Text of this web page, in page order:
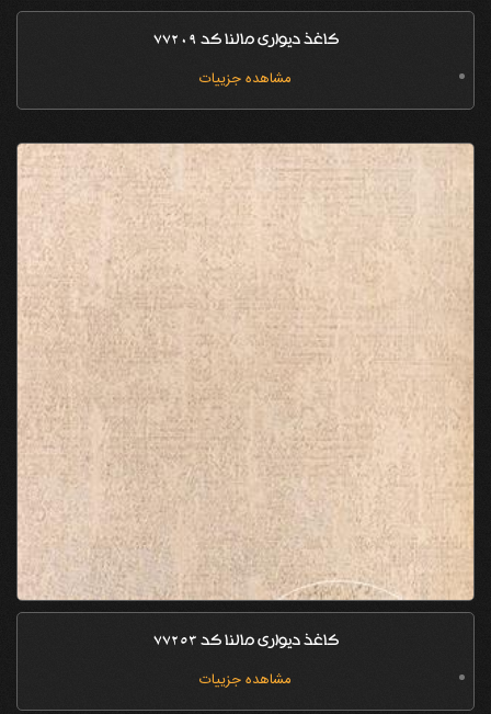
کاغذ دیواری مالنا کد 77209
مشاهده جزییات
کاغذ دیواری مالنا کد 77253
مشاهده جزییات